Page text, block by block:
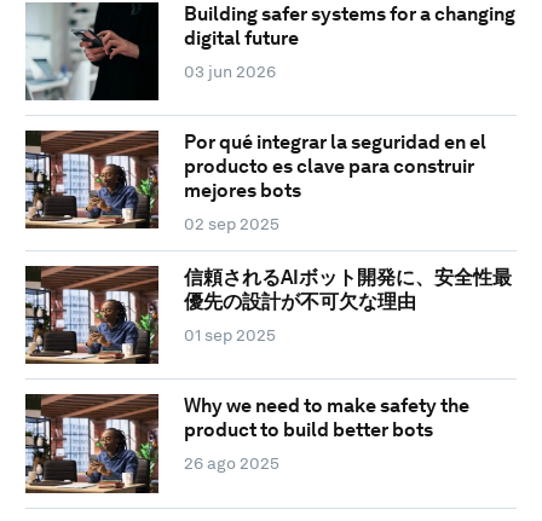
Building safer systems for a changing
digital future
03 jun 2026
Por qué integrar la seguridad en el
producto es clave para construir
mejores bots
02 sep 2025
信頼されるAIボット開発に、安全性最
優先の設計が不可欠な理由
01 sep 2025
Why we need to make safety the
product to build better bots
26 ago 2025